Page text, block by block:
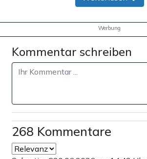
Werbung
Kommentar schreiben
268 Kommentare